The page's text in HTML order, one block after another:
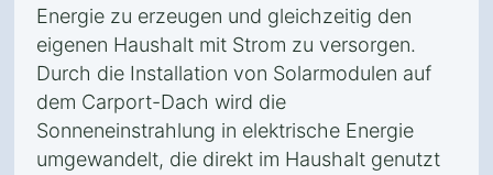
Energie zu erzeugen und gleichzeitig den
eigenen Haushalt mit Strom zu versorgen.
Durch die Installation von Solarmodulen auf
dem Carport-Dach wird die
Sonneneinstrahlung in elektrische Energie
umgewandelt, die direkt im Haushalt genutzt